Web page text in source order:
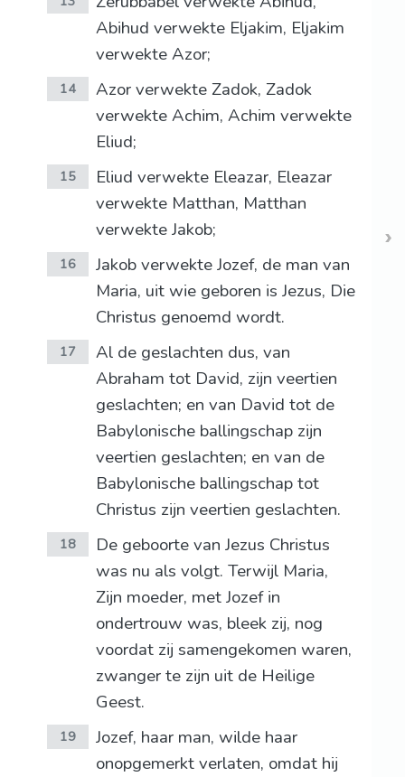
Abihud verwekte Eljakim, Eljakim
verwekte Azor;
14
Azor verwekte Zadok, Zadok
verwekte Achim, Achim verwekte
Eliud;
15
Eliud verwekte Eleazar, Eleazar
verwekte Matthan, Matthan
verwekte Jakob;
16
Jakob verwekte Jozef, de man van
Maria, uit wie geboren is Jezus, Die
Christus genoemd wordt.
17
Al de geslachten dus, van
Abraham tot David, zijn veertien
geslachten; en van David tot de
Babylonische ballingschap zijn
veertien geslachten; en van de
Babylonische ballingschap tot
Christus zijn veertien geslachten.
18
De geboorte van Jezus Christus
was nu als volgt. Terwijl Maria,
Zijn moeder, met Jozef in
ondertrouw was, bleek zij, nog
voordat zij samengekomen waren,
zwanger te zijn uit de Heilige
Geest.
19
Jozef, haar man, wilde haar
onopgemerkt verlaten, omdat hij